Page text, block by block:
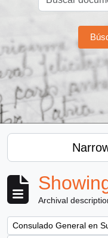
Archival
Remove filter:
Consulado General en